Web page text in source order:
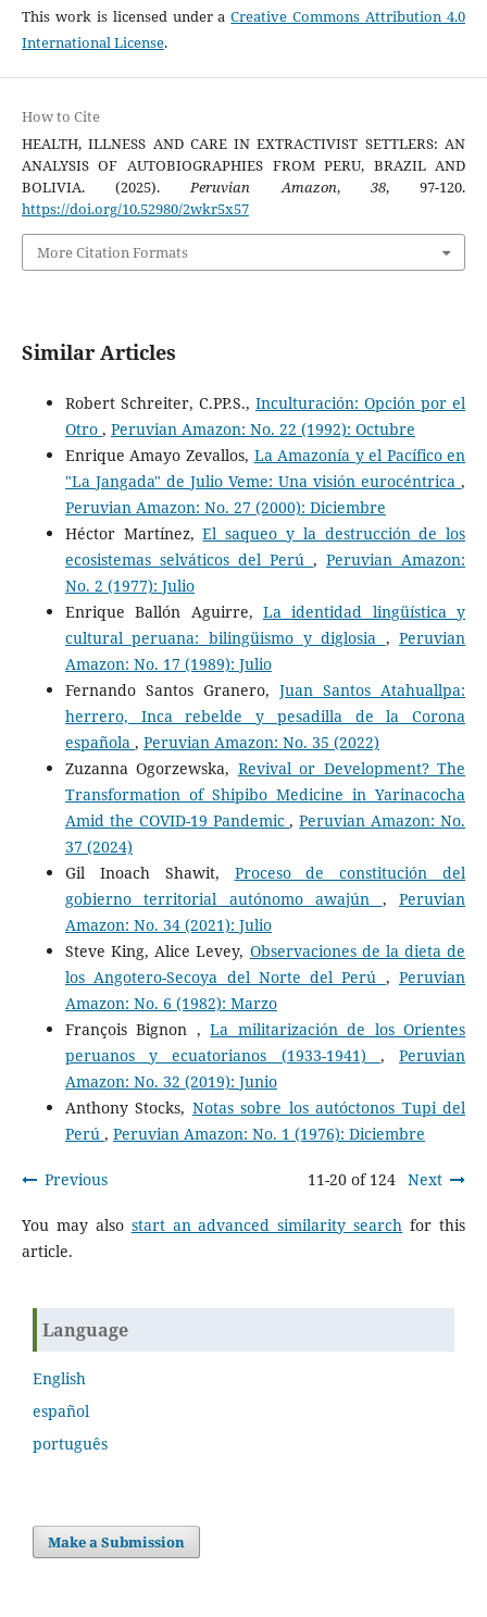
This work is licensed under aCreative Commons Attribution 4.0
International License.
How to Cite
HEALTH, ILLNESS AND CARE IN EXTRACTIVIST SETTLERS: AN
ANALYSIS OF AUTOBIOGRAPHIES FROM PERU, BRAZIL AND
BOLIVIA. (2025).Peruvian Amazon, 38, 97-120.
https://doi.org/10.52980/2wkr5x57
More Citation Formats
Similar Articles
Robert Schreiter, C.PP.S., Inculturación: Opción por el
Otro , Peruvian Amazon: No. 22 (1992): Octubre
Enrique Amayo Zevallos, La Amazonía y el Pacífico en
"La Jangada" de Julio Veme: Una visión eurocéntrica,
Peruvian Amazon: No. 27 (2000): Diciembre
Héctor Martínez,El saqueo y la destrucción de los
ecosistemas selváticos del Perú,Peruvian Amazon:
No. 2 (1977): Julio
Enrique Ballón Aguirre, La identidad lingüística y
cultural peruana: bilingüismo y diglosia ,Peruvian
Amazon: No. 17 (1989): Julio
Fernando Santos Granero,Juan Santos Atahuallpa:
herrero, Inca rebelde y pesadilla de la Corona
española , Peruvian Amazon: No. 35 (2022)
Zuzanna Ogorzewska, Revival or Development? The
Transformation of Shipibo Medicine in Yarinacocha
Amid the COVID-19 Pandemic,Peruvian Amazon: No.
37 (2024)
Gil Inoach Shawit, Proceso de constitución del
gobierno territorial autónomo awajún ,Peruvian
Amazon: No. 34 (2021): Julio
Steve King, Alice Levey, Observaciones de la dieta de
los Angotero-Secoya del Norte del Perú ,Peruvian
Amazon: No. 6 (1982): Marzo
François Bignon ,La militarización de los Orientes
peruanos y ecuatorianos (1933-1941) ,Peruvian
Amazon: No. 32 (2019): Junio
Anthony Stocks, Notas sobre los autóctonos Tupi del
Perú , Peruvian Amazon: No. 1 (1976): Diciembre
Previous 11-20 of 124 Next
You may also start an advanced similarity search for this
article.
Language
English
español
português
Make a Submission